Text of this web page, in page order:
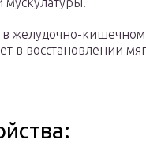
желудочно-
в восстановлении